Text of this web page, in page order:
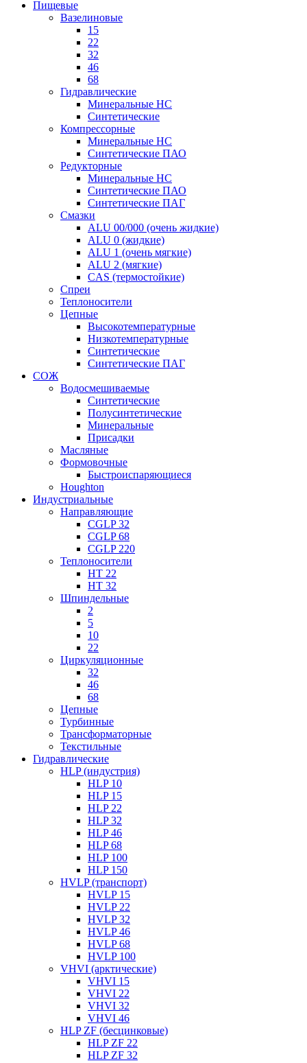
Пищевые
Вазелиновые
15
22
32
46
68
Гидравлические
Минеральные HC
Синтетические
Компрессорные
Минеральные HC
Синтетические ПАО
Редукторные
Минеральные HC
Синтетические ПАО
Синтетические ПАГ
Смазки
ALU 00/000 (очень жидкие)
ALU 0 (жидкие)
ALU 1 (очень мягкие)
ALU 2 (мягкие)
CAS (термостойкие)
Спреи
Теплоносители
Цепные
Высокотемпературные
Низкотемпературные
Синтетические
Синтетические ПАГ
СОЖ
Водосмешиваемые
Синтетические
Полусинтетические
Минеральные
Присадки
Масляные
Формовочные
Быстроиспаряющиеся
Houghton
Индустриальные
Направляющие
CGLP 32
CGLP 68
CGLP 220
Теплоносители
HT 22
HT 32
Шпиндельные
2
5
10
22
Циркуляционные
32
46
68
Цепные
Турбинные
Трансформаторные
Текстильные
Гидравлические
HLP (индустрия)
HLP 10
HLP 15
HLP 22
HLP 32
HLP 46
HLP 68
HLP 100
HLP 150
HVLP (транспорт)
HVLP 15
HVLP 22
HVLP 32
HVLP 46
HVLP 68
HVLP 100
VHVI (арктические)
VHVI 15
VHVI 22
VHVI 32
VHVI 46
HLP ZF (бесцинковые)
HLP ZF 22
HLP ZF 32